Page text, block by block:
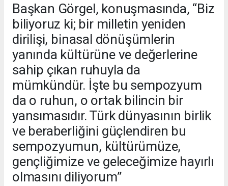
Başkan Görgel, konuşmasında, “Biz
biliyoruz ki; bir milletin yeniden
dirilişi, binasal dönüşümlerin
yanında kültürüne ve değerlerine
sahip çıkan ruhuyla da
mümkündür. İşte bu sempozyum
da o ruhun, o ortak bilincin bir
yansımasıdır. Türk dünyasının birlik
ve beraberliğini güçlendiren bu
sempozyumun, kültürümüze,
gençliğimize ve geleceğimize hayırlı
olmasını diliyorum”